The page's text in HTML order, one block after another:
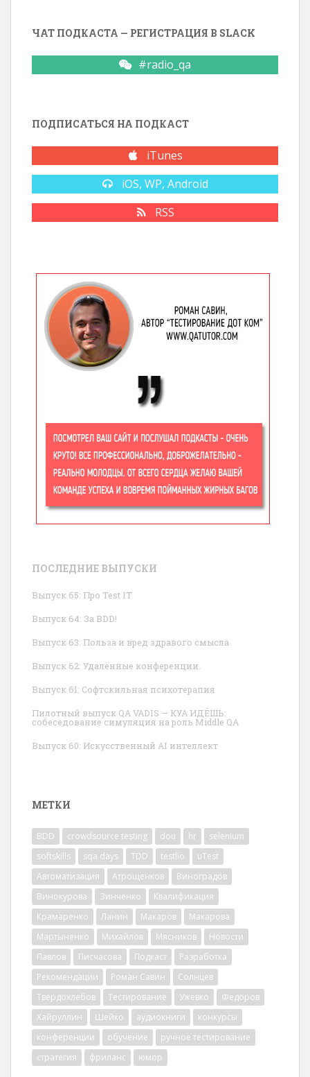
ЧАТ ПОДКАСТА — РЕГИСТРАЦИЯ В SLACK
#radio_qa
ПОДПИСАТЬСЯ НА ПОДКАСТ
iTunes
iOS, WP, Android
RSS
ПОСЛЕДНИЕ ВЫПУСКИ
Выпуск 65: Про Test IT
Выпуск 64: За BDD!
Выпуск 63: Польза и вред здравого смысла
Выпуск 62: Удалённые конференции.
Выпуск 61: Софтскильная психотерапия
Пилотный выпуск QA VADIS — КУА ИДЁШЬ:
собеседование симуляция на роль Middle QA
Выпуск 60: Искусственный AI интеллект
МЕТКИ
BDD crowdsource testing dou hr
selenium
softskills
sqa days TDD testlio
uTest
Автоматизация
Атрощенков
Виноградов
Винокурова
Зинченко
Квалификация
Крамаренко
Ланин Макаров
Макарова
Мартыненко
Михайлов Мясников
Новости
Павлов
Писчасова Подкаст
Разработка
Рекомендации
Роман Савин
Солнцев
Твердохлебов
Тестирование Ужевко
Федоров
Хайруллин
Шейко аудиокниги
конкурсы
конференции
обучение
ручное тестирование
стратегия
фриланс юмор